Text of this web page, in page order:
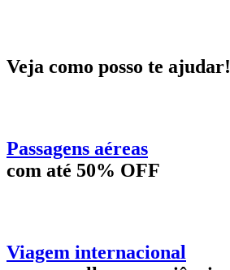
Veja como posso te ajudar!
Passagens aéreas
com até 50% OFF
Viagem internacional